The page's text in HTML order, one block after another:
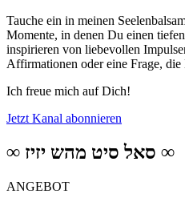
Tauche ein in meinen
Momente, in denen Du einen
inspirieren von liebevollen
Affirmationen oder eine Frage,
Ich freue mich auf Dich!
Jetzt Kanal abonnieren
∞ סאל סיט מהש יזיז ∞
ANGEBOT